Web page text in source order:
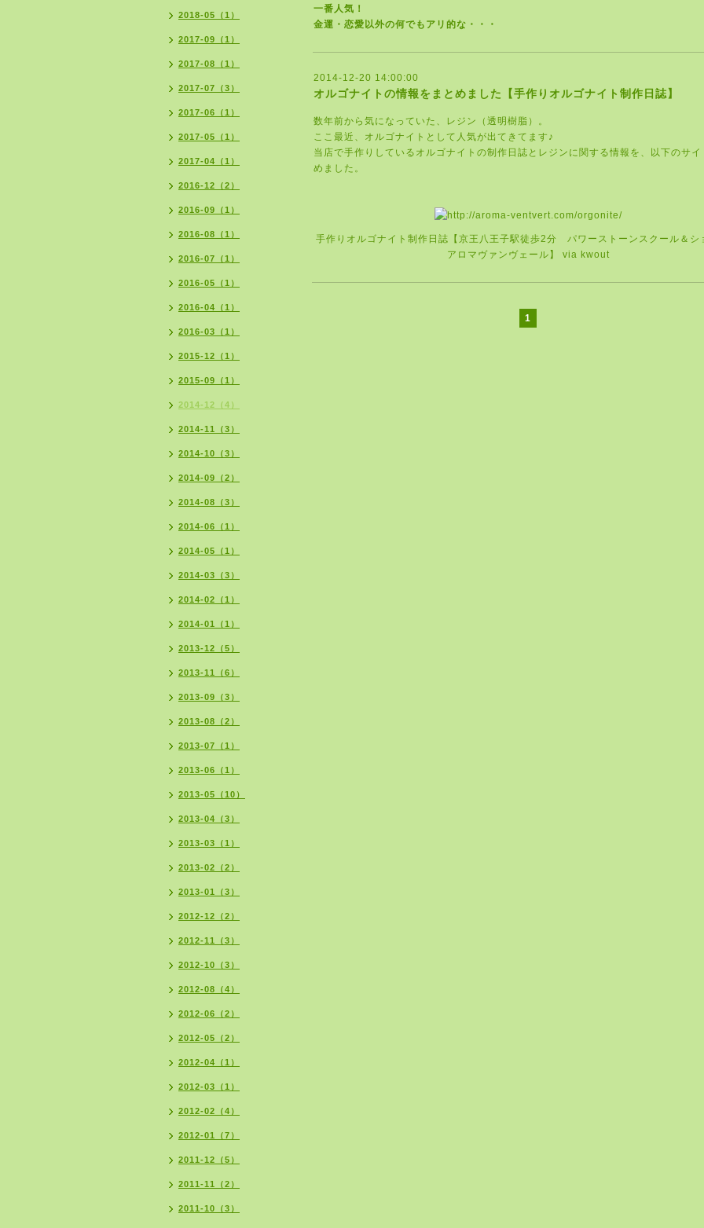
一番人気！
金運・恋愛以外の何でもアリ的な・・・
2014-12-20 14:00:00
オルゴナイトの情報をまとめました【手作りオルゴナイト制作日誌】
数年前から気になっていた、レジン（透明樹脂）。
ここ最近、オルゴナイトとして人気が出てきてます♪
当店で手作りしているオルゴナイトの制作日誌とレジンに関する情報を、以下のサ
めました。
手作りオルゴナイト制作日誌【京王八王子駅徒歩2分 パワーストーンスクール＆
アロマヴァンヴェール】
via kwout
1
2018-05（1）
2017-09（1）
2017-08（1）
2017-07（3）
2017-06（1）
2017-05（1）
2017-04（1）
2016-12（2）
2016-09（1）
2016-08（1）
2016-07（1）
2016-05（1）
2016-04（1）
2016-03（1）
2015-12（1）
2015-09（1）
2014-12（4）
2014-11（3）
2014-10（3）
2014-09（2）
2014-08（3）
2014-06（1）
2014-05（1）
2014-03（3）
2014-02（1）
2014-01（1）
2013-12（5）
2013-11（6）
2013-09（3）
2013-08（2）
2013-07（1）
2013-06（1）
2013-05（10）
2013-04（3）
2013-03（1）
2013-02（2）
2013-01（3）
2012-12（2）
2012-11（3）
2012-10（3）
2012-08（4）
2012-06（2）
2012-05（2）
2012-04（1）
2012-03（1）
2012-02（4）
2012-01（7）
2011-12（5）
2011-11（2）
2011-10（3）